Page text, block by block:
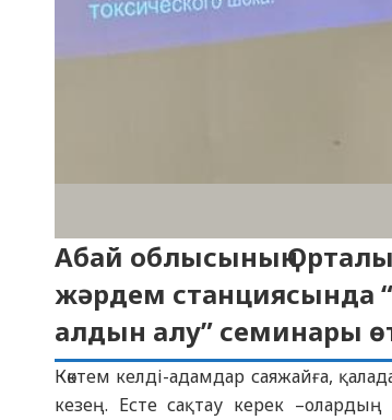
Абай облысының
жәрдем станциясында
алдын алу” семинары
Көктем келді-адамдар саяжайға,
кезең. Есте сақтау керек